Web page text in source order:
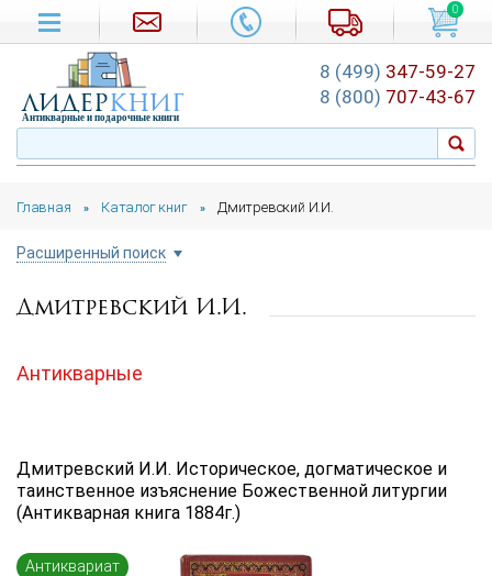
Главная » Каталог книг » Дмитревский И.И.
Расширенный поиск
Цена руб.
Автор
...
Язык книги
Дмитревский И.И.
Антикварные
Дмитревский И.И. Историческое, догматическое и
таинственное изъяснение Божественной литургии
(Антикварная книга 1884г.)
Антиквариат
0
лидеркниг
Антикварные и подарочные книги
8 (499) 347-59-27
8 (800) 707-43-67